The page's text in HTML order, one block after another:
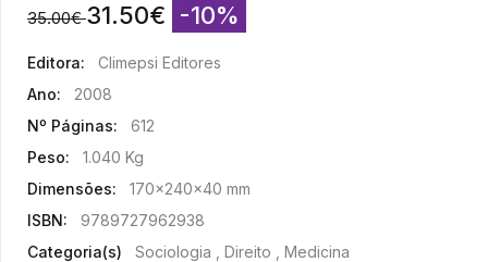
35.00€ 31.50€ -10%
Editora:
Climepsi Editores
Ano:
2008
Nº Páginas:
612
Peso:
1.040 Kg
Dimensões:
170x240x40 mm
ISBN:
9789727962938
Categoria(s)
Sociologia , Direito , Medicina